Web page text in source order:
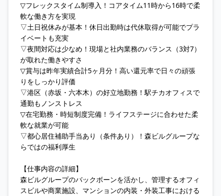
▽フレックスタイム制導入！コアタイム11時から16時で柔
軟な働き方を実現
▽土日祝休みが基本！休日出勤時は代休取得が可能でプラ
イベートも充実
▽夜間対応は少なめ！現場と社内業務のバランス（3対7）
が取れた働きやすさ
▽賞与は昨年実績合計5ヶ月分！高い還元率で日々の頑張
りをしっかり評価
▽港区（赤坂・六本木）の好立地勤務！駅チカオフィスで
通勤もノンストレス
▽在宅勤務・時短制度完備！ライフステージに合わせた柔
軟な就業が可能
▽都心居住補助手当あり（条件あり）！森ビルグループな
らではの福利厚生
【仕事内容の詳細】
森ビルグループのバックボーンを活かし、管理するオフィ
スビルや商業施設、マンションの内装・外装工事における